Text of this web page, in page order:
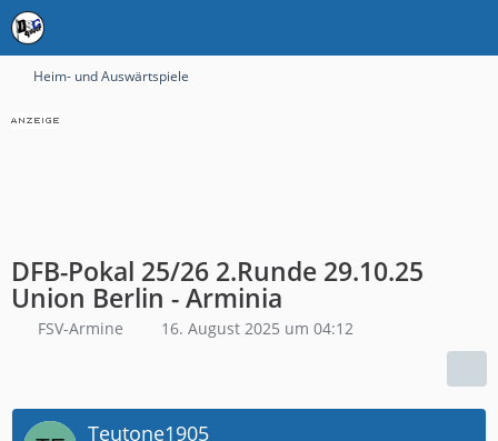
Heim- und Auswärtspiele
DFB-Pokal 25/26 2.Runde 29.10.25
Union Berlin - Arminia
FSV-Armine 16. August 2025 um 04:12
Teutone1905